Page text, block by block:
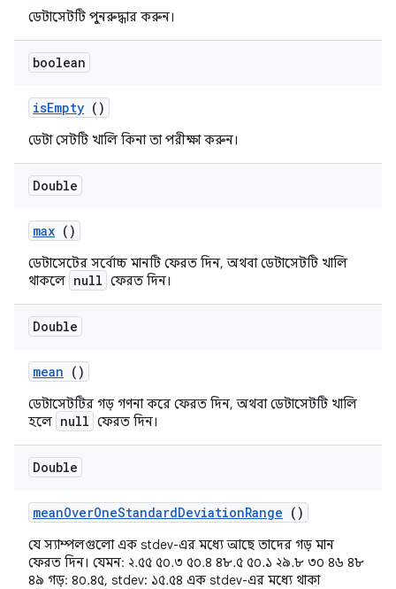
ডেটাসেটটি পুনরুদ্ধার করুন।
boolean
isEmpty ()
ডেটা সেটটি খালি কিনা তা পরীক্ষা করুন।
Double
max ()
ডেটাসেটের সর্বোচ্চ মানটি ফেরত দিন, অথবা ডেটাসেটটি খালি
থাকলে null ফেরত দিন।
Double
mean ()
ডেটাসেটটির গড় গণনা করে ফেরত দিন, অথবা ডেটাসেটটি খালি
হলে null ফেরত দিন।
Double
meanOverOneStandardDeviationRange ()
যে স্যাম্পলগুলো এক stdev-এর মধ্যে আছে তাদের গড় মান
ফেরত দিন। যেমন: ২.৫৫ ৫০.৩ ৫০.৪ ৪৮.৫ ৫০.১ ২৯.৮ ৩০ ৪৬ ৪৮
৪৯ গড়: ৪০.৪৫, stdev: ১৫.৫৪ এক stdev-এর মধ্যে থাকা